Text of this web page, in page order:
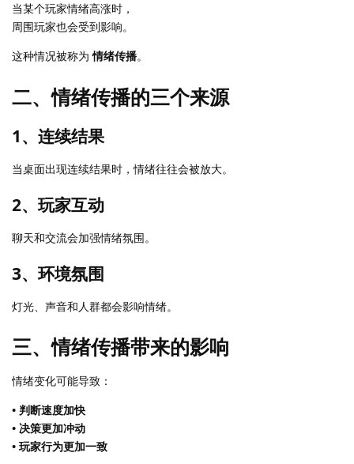
当某个玩家情绪高涨时，
周围玩家也会受到影响。
这种情况被称为情绪传播。
二、情绪传播的三个来源
1、连续结果
当桌面出现连续结果时，情绪往往会被放大。
2、玩家互动
聊天和交流会加强情绪氛围。
3、环境氛围
灯光、声音和人群都会影响情绪。
三、情绪传播带来的影响
情绪变化可能导致：
• 判断速度加快
• 决策更加冲动
• 玩家行为更加一致